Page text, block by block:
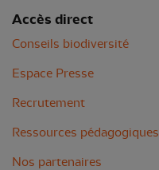
Accès direct
Conseils biodiversité
Espace Presse
Recrutement
Ressources pédagogiques
Nos partenaires